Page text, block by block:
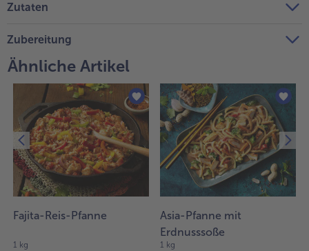
Zutaten
Zubereitung
Ähnliche Artikel
Fajita-Reis-Pfanne
1 kg
Asia-Pfanne mit
Erdnusssoße
1 kg